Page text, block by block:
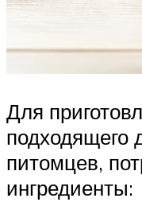
Для
подходящего
питомцев,
ингредиенты: